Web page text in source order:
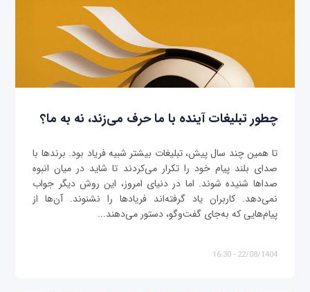
چطور تبلیغات آینده با ما حرف می‌زند، نه به ما؟
تا همین چند سال پیش، تبلیغات بیشتر شبیه فریاد بود. برندها با
صدای بلند پیام خود را تکرار می‌کردند تا شاید در میان انبوه
صداها شنیده شوند. اما در دنیای امروز، این روش دیگر جواب
نمی‌دهد. کاربران یاد گرفته‌اند فریادها را نشنوند. آن‌ها از
پیام‌هایی که به‌جای گفت‌وگو، دستور می‌دهند...
22/08/1404 - 16:30